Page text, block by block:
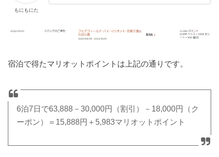
もにもにた
宿泊で得たマリオットポイントは上記の通りです。
6泊7日で63,888－30,000円（割引）－18,000円（ク
ーポン）＝15,888円＋5,983マリオットポイント